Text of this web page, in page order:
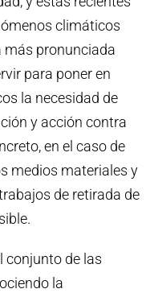
climáticos
más pronunciada
para poner en
la necesidad de
y acción contra
en el caso de
medios materiales y
de retirada de
conjunto de las
la